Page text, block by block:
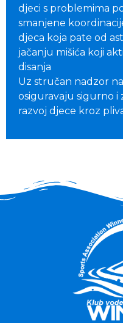
djeci s problemima
smanjene
djeca koja pate od
jačanju mišića koji
disanja
Uz stručan nadzor
osiguravaju sigurno i
razvoj djece kroz